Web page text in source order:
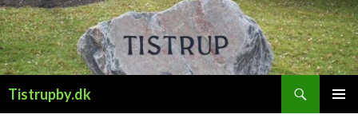
Tistrupby.dk